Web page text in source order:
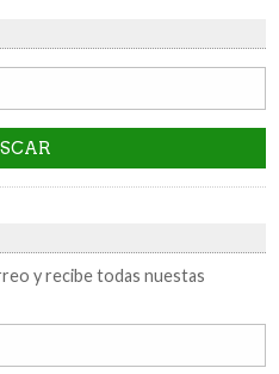
y recibe todas nuestas